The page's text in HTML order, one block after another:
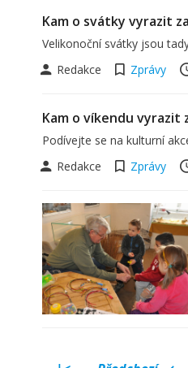
Kam o svátky vyrazit
Velikonoční svátky jsou
Redakce
Zprávy
Kam o víkendu vyrazit
Podívejte se na kulturní
Redakce
Zprávy